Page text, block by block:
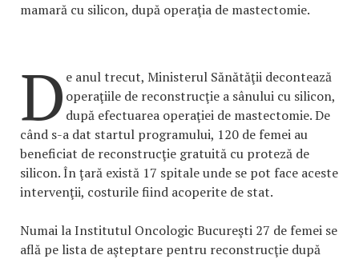
mamară cu silicon, după operaţia de mastectomie.
D e anul trecut, Ministerul Sănătăţii decontează
operaţiile de reconstrucţie a sânului cu silicon,
după efectuarea operaţiei de mastectomie. De
când s-a dat startul programului, 120 de femei au
beneficiat de reconstrucţie gratuită cu proteză de
silicon. În ţară există 17 spitale unde se pot face aceste
intervenţii, costurile fiind acoperite de stat.
Numai la Institutul Oncologic Bucureşti 27 de femei se
află pe lista de aşteptare pentru reconstrucţie după